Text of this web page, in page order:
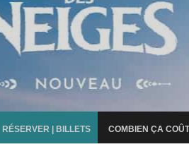
RÉSERVER | BILLETS COMBIEN ÇA